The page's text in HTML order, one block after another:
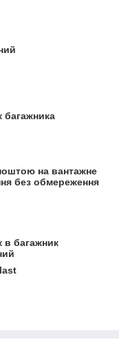
багажника
на вантажне
без обмереження
в багажник